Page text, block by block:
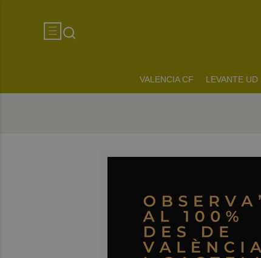
VALENCIA CF LEVANTE UD